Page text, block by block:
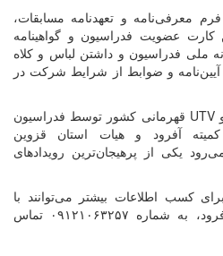
ﻣﻌﺮﻓﯽ‌ﻧﺎﻣﻪ ﻭ ﺗﻌﻬﺪﻧﺎﻣﻪ ﻣﺴﺎﺑﻘﺎﺕ،
ﻋﻀﻮﯾﺖ ﻓﺪﺭﺍﺳﯿﻮﻥ ﻭ گواهینامه
ﻣﻠﯽ ﻓﺪﺭﺍﺳﯿﻮﻥ و داشتن ﻟﺒﺎﺱ ﻭ ﮐﻼﻩ
ﻭ ﺿﻮﺍﺑﻂ از شرایط شرکت در
UTV قهرمانی کشور توسط فدراسیون
کمیته آفرود و هیات استان قزوین
یکی از پرهیجان‌ترین رویدادهای
کسب اطلاعات بیشتر می‌توانند با
ﺯﺍﺩﻣﻬﺮ ﻗﻠﯽ‌ﺯﺍده، ﺩﺑﯿﺮ ﮐﻤﯿﺘﻪ ﺁﻓﺮﻭﺩ، ﺑﻪ ﺷﻤﺎﺭﻩ ۰۹۱۲۱۰۶۳۲۵۷ ﺗﻤﺎﺱ